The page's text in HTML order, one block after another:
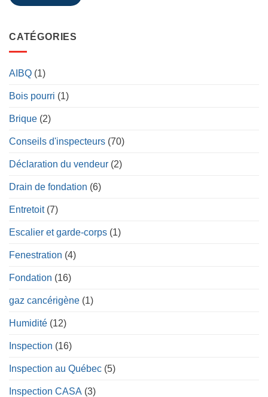
CATÉGORIES
AIBQ (1)
Bois pourri (1)
Brique (2)
Conseils d'inspecteurs (70)
Déclaration du vendeur (2)
Drain de fondation (6)
Entretoit(7)
Escalier et garde-corps (1)
Fenestration (4)
Fondation (16)
gaz cancérigène (1)
Humidité (12)
Inspection (16)
Inspection au Québec (5)
Inspection CASA (3)